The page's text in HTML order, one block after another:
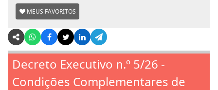
MEUS FAVORITOS
Decreto Executivo n.º 5/26 -
Condições Complementares de